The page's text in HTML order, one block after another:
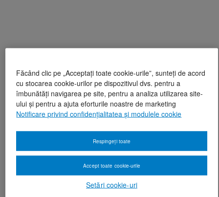
Făcând clic pe „Acceptați toate cookie-urile”, sunteți de acord
cu stocarea cookie-urilor pe dispozitivul dvs. pentru a
îmbunătăți navigarea pe site, pentru a analiza utilizarea site-
ului și pentru a ajuta eforturile noastre de marketing
Notificare privind confidențialitatea și modulele cookie
Setări cookie-uri
Respingeți toate
Accept toate cookie-urile